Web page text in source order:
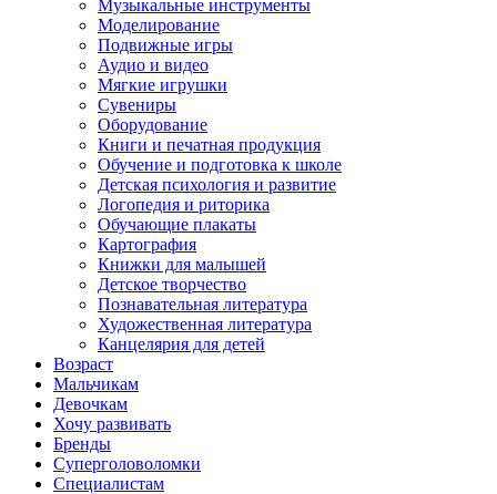
Музыкальные инструменты
Моделирование
Подвижные игры
Аудио и видео
Мягкие игрушки
Сувениры
Оборудование
Книги и печатная продукция
Обучение и подготовка к школе
Детская психология и развитие
Логопедия и риторика
Обучающие плакаты
Картография
Книжки для малышей
Детское творчество
Познавательная литература
Художественная литература
Канцелярия для детей
Возраст
Мальчикам
Девочкам
Хочу развивать
Бренды
Суперголоволомки
Специалистам